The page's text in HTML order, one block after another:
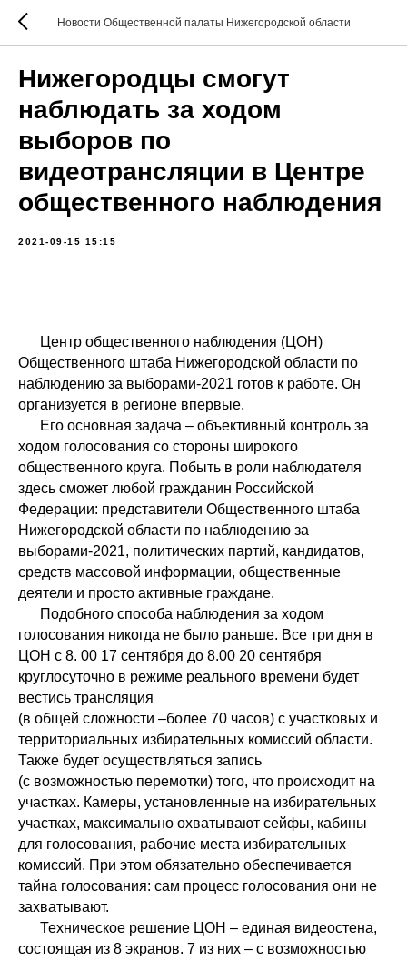
Новости Общественной палаты Нижегородской области
Нижегородцы смогут
наблюдать за ходом
выборов по
видеотрансляции в Центре
общественного наблюдения
2021-09-15 15:15
Центр общественного наблюдения (ЦОН)
Общественного штаба Нижегородской области по
наблюдению за выборами-2021 готов к работе. Он
организуется в регионе впервые.
Его основная задача – объективный контроль за
ходом голосования со стороны широкого
общественного круга. Побыть в роли наблюдателя
здесь сможет любой гражданин Российской
Федерации: представители Общественного штаба
Нижегородской области по наблюдению за
выборами-2021, политических партий, кандидатов,
средств массовой информации, общественные
деятели и просто активные граждане.
Подобного способа наблюдения за ходом
голосования никогда не было раньше. Все три дня в
ЦОН с 8. 00 17 сентября до 8.00 20 сентября
круглосуточно в режиме реального времени будет
вестись трансляция
(в общей сложности –более 70 часов) с участковых и
территориальных избирательных комиссий области.
Также будет осуществляться запись
(с возможностью перемотки) того, что происходит на
участках. Камеры, установленные на избирательных
участках, максимально охватывают сейфы, кабины
для голосования, рабочие места избирательных
комиссий. При этом обязательно обеспечивается
тайна голосования: сам процесс голосования они не
захватывают.
Техническое решение ЦОН – единая видеостена,
состоящая из 8 экранов. 7 из них – с возможностью